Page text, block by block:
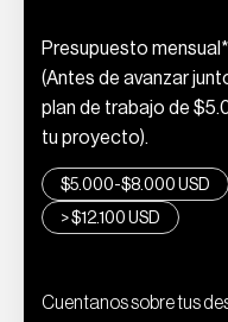
APIs core
Presupuesto mensual*
(Antes de avanzar
plan de trabajo de
tu proyecto).
$5.000-$8.000 USD
> $12.100 USD
Cuentanos sobre tus